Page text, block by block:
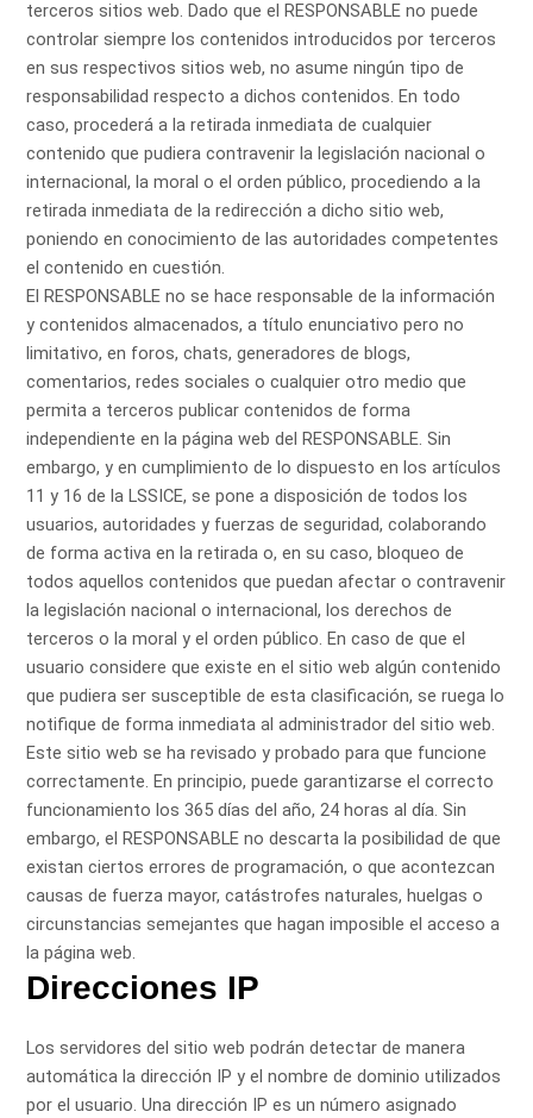
terceros sitios web. Dado que el RESPONSABLE no puede
controlar siempre los contenidos introducidos por terceros
en sus respectivos sitios web, no asume ningún tipo de
responsabilidad respecto a dichos contenidos. En todo
caso, procederá a la retirada inmediata de cualquier
contenido que pudiera contravenir la legislación nacional o
internacional, la moral o el orden público, procediendo a la
retirada inmediata de la redirección a dicho sitio web,
poniendo en conocimiento de las autoridades competentes
el contenido en cuestión.
El RESPONSABLE no se hace responsable de la información
y contenidos almacenados, a título enunciativo pero no
limitativo, en foros, chats, generadores de blogs,
comentarios, redes sociales o cualquier otro medio que
permita a terceros publicar contenidos de forma
independiente en la página web del RESPONSABLE. Sin
embargo, y en cumplimiento de lo dispuesto en los artículos
11 y 16 de la LSSICE, se pone a disposición de todos los
usuarios, autoridades y fuerzas de seguridad, colaborando
de forma activa en la retirada o, en su caso, bloqueo de
todos aquellos contenidos que puedan afectar o contravenir
la legislación nacional o internacional, los derechos de
terceros o la moral y el orden público. En caso de que el
usuario considere que existe en el sitio web algún contenido
que pudiera ser susceptible de esta clasificación, se ruega lo
notifique de forma inmediata al administrador del sitio web.
Este sitio web se ha revisado y probado para que funcione
correctamente. En principio, puede garantizarse el correcto
funcionamiento los 365 días del año, 24 horas al día. Sin
embargo, el RESPONSABLE no descarta la posibilidad de que
existan ciertos errores de programación, o que acontezcan
causas de fuerza mayor, catástrofes naturales, huelgas o
circunstancias semejantes que hagan imposible el acceso a
la página web.
Direcciones IP
Los servidores del sitio web podrán detectar de manera
automática la dirección IP y el nombre de dominio utilizados
por el usuario. Una dirección IP es un número asignado